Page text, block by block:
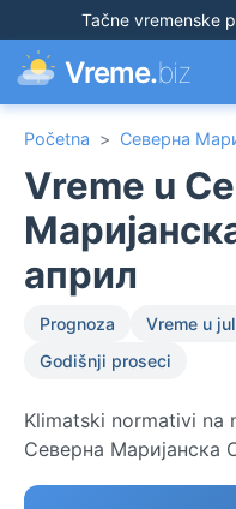
Tačne vremenske
Vreme.biz
Početna > Северна
Vreme u
април
Prognoza Vreme u
Godišnji proseci
Klimatski normativi na
Северна Маријанска